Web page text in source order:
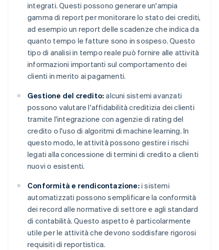
integrati. Questi possono generare un'ampia
gamma di report per monitorare lo stato dei crediti,
ad esempio un report delle scadenze che indica da
quanto tempo le fatture sono in sospeso. Questo
tipo di analisi in tempo reale può fornire alle attività
informazioni importanti sul comportamento dei
clienti in merito ai pagamenti.
Gestione del credito: alcuni sistemi avanzati
possono valutare l'affidabilità creditizia dei clienti
tramite l'integrazione con agenzie di rating del
credito o l'uso di algoritmi di machine learning. In
questo modo, le attività possono gestire i rischi
legati alla concessione di termini di credito a clienti
nuovi o esistenti.
Conformità e rendicontazione: i sistemi
automatizzati possono semplificare la conformità
dei record alle normative di settore e agli standard
di contabilità. Questo aspetto è particolarmente
utile per le attività che devono soddisfare rigorosi
requisiti di reportistica.